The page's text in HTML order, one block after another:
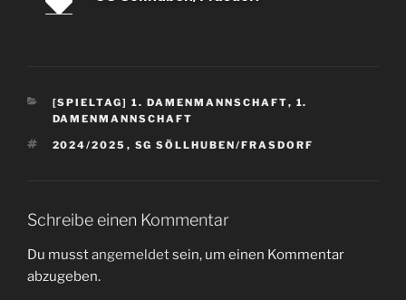
[SPIELTAG] 1. DAMENMANNSCHAFT, 1.
DAMENMANNSCHAFT
2024/2025 , SG SÖLLHUBEN/FRASDORF
Schreibe einen Kommentar
Du musstangemeldetsein, um einen Kommentar
abzugeben.